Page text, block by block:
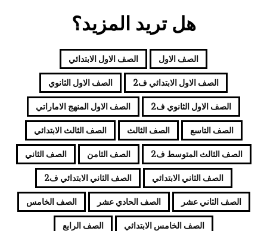
هل تريد المزيد؟
الصف الاول الصف الاول الابتدائي
الصف الاول الابتدائي ف2 الصف الاول الثانوي
الصف الاول الثانوي ف2 الصف الاول المنهج الاماراتي
الصف التاسع الصف الثالث الصف الثالث الابتدائي
الصف الثالث المتوسط ف2 الصف الثامن الصف الثاني
الصف الثاني الابتدائي الصف الثاني الابتدائي ف2
الصف الثاني عشر الصف الحادي عشر الصف الخامس
الصف الخامس الابتدائي الصف الرابع